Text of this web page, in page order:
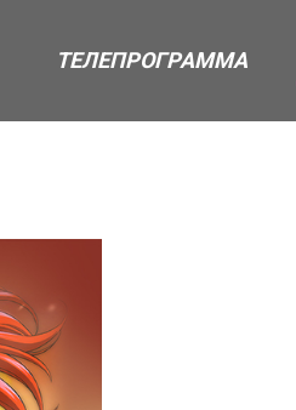
ТЕЛЕПРОГРАММА